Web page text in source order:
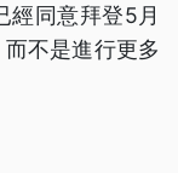
經同意拜登5月
不是進行更多